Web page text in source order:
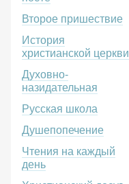
Второе пришествие
История
христианской церкви
Духовно-
назидательная
Русская школа
Душепопечение
Чтения на каждый
день